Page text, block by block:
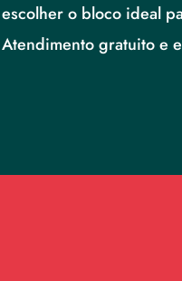
escolher o bloco ideal
Atendimento gratuito e